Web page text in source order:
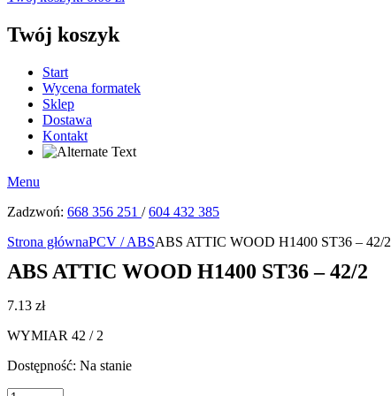
Twój koszyk
Start
Wycena formatek
Sklep
Dostawa
Kontakt
Menu
Zadzwoń: 668 356 251 /604 432 385
Strona głównaPCV / ABSABS ATTIC WOOD H1400 ST36 – 42/2
ABS ATTIC WOOD H1400 ST36 – 42/2
7.13 zł
WYMIAR 42 / 2
Dostępność: Na stanie